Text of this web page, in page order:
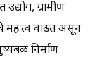
ग्रामीण
महत्त्व वाढत असून
निर्माण